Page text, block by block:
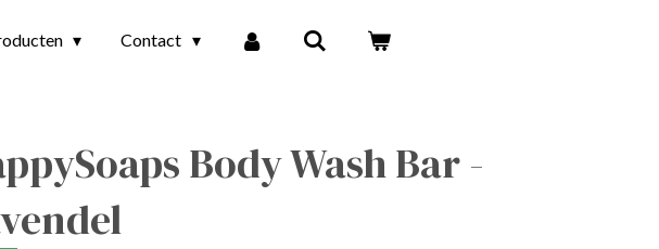
Contact
Body Wash Bar -